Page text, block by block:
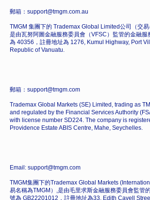
郵箱：support@tmgm.com.au
TMGM 集團下的 Trademax Global Limited公司（交易
是由瓦努阿圖金融服務委員會（VFSC）監管的金融服
為 40356，註冊地址為 1276, Kumul Highway, Port
Republic of Vanuatu.
郵箱：support@tmgm.com
Trademax Global Markets (SE) Limited, trading as
and regulated by the Financial Services Authority
with license number SD224. The company is
Providence Estate ABIS Centre, Mahe, Seychelles.
Email: support@tmgm.com
TMGM集團下的Trademax Global Markets
易名稱為TMGM）,是由毛里求斯金融服務委員會監管
號為 GB22201012，註冊地址為33, Edith Cavell